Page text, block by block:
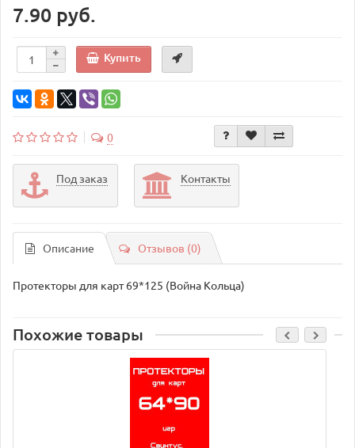
7.90 руб.
Купить
0
Под заказ Контакты
Описание Отзывов (0)
Протекторы для карт 69*125 (Война Кольца)
Похожие товары